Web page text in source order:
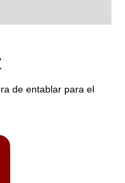
can
a
de entablar para el